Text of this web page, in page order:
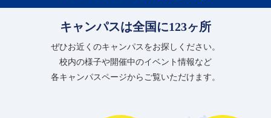
キャンパスは全国に123ヶ所
ぜひお近くのキャンパスをお探しください。
校内の様子や開催中のイベント情報など
各キャンパスページからご覧いただけます。